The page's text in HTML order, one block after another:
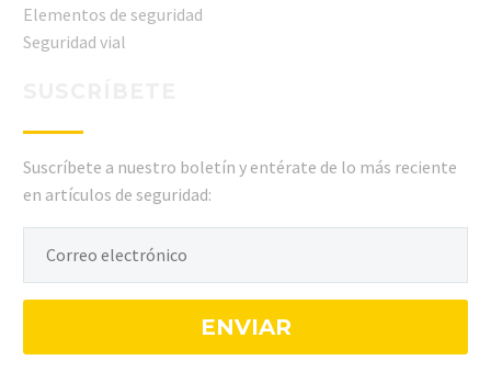
Elementos de seguridad
Seguridad vial
Suscríbete a nuestro boletín y entérate de lo más reciente
en artículos de seguridad: